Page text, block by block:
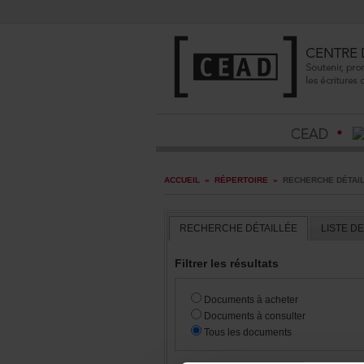
ACCUEIL » RÉPERTOIRE »
RECHERCHEDÉTAILLÉE
Filtrerlesrésultats
Documentsàacheter
Documentsàconsulter
Touslesdocuments